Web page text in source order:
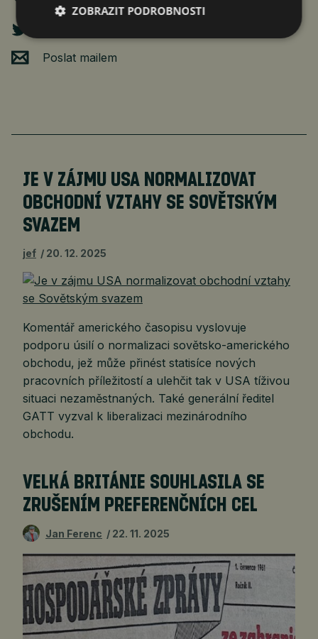
Poslat mailem
JE V ZÁJMU USA NORMALIZOVAT
OBCHODNÍ VZTAHY SE SOVĚTSKÝM
SVAZEM
jef 20. 12. 2025
Komentář amerického časopisu vyslovuje
podporu úsilí o normalizaci sovětsko-amerického
obchodu, jež může přinést statisíce nových
pracovních příležitostí a ulehčit tak v USA tíživou
situaci nezaměstnaných. Také generální ředitel
GATT vyzval k liberalizaci mezinárodního
obchodu.
VELKÁ BRITÁNIE SOUHLASILA SE
ZRUŠENÍM PREFERENČNÍCH CEL
Jan Ferenc 22. 11. 2025
ZOBRAZIT PODROBNOSTI